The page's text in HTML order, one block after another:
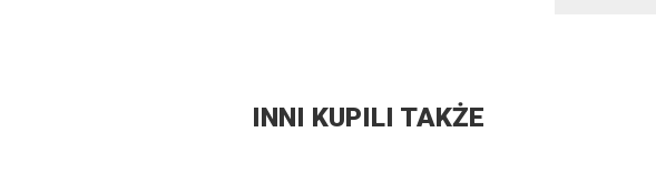
INNI KUPILI TAKŻE